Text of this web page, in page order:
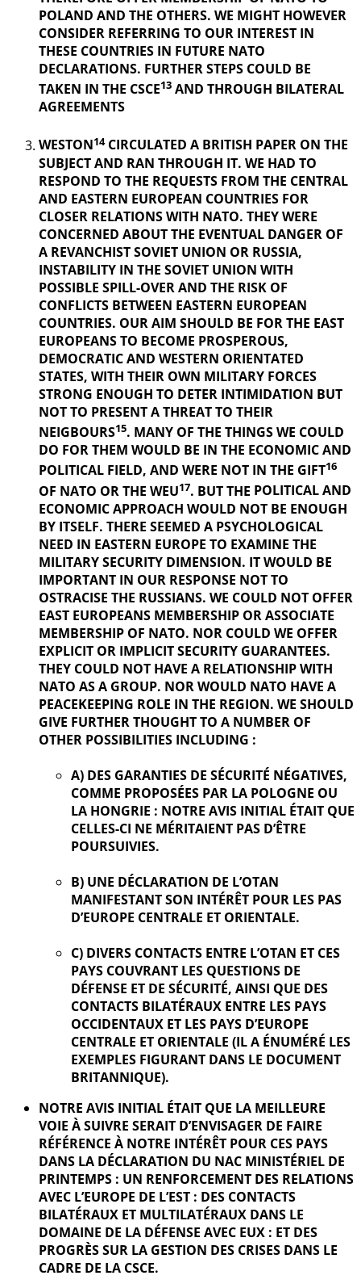
POLAND AND THE OTHERS. WE MIGHT HOWEVER
CONSIDER REFERRING TO OUR INTEREST IN
THESE COUNTRIES IN FUTURE NATO
DECLARATIONS. FURTHER STEPS COULD BE
TAKEN IN THE CSCE13 AND THROUGH BILATERAL
AGREEMENTS
WESTON14CIRCULATED A BRITISH PAPER ON THE
SUBJECT AND RAN THROUGH IT. WE HAD TO
RESPOND TO THE REQUESTS FROM THE CENTRAL
AND EASTERN EUROPEAN COUNTRIES FOR
CLOSER RELATIONS WITH NATO. THEY WERE
CONCERNED ABOUT THE EVENTUAL DANGER OF
A REVANCHISTSOVIET UNION OR RUSSIA,
INSTABILITY IN THE SOVIET UNION WITH
POSSIBLE SPILL-OVER AND THE RISK OF
CONFLICTS BETWEEN EASTERN EUROPEAN
COUNTRIES. OUR AIM SHOULD BE FOR THE EAST
EUROPEANS TO BECOME PROSPEROUS,
DEMOCRATIC AND WESTERN ORIENTATED
STATES, WITH THEIR OWN MILITARY FORCES
STRONG ENOUGH TO DETER INTIMIDATION BUT
NOT TO PRESENT A THREAT TO THEIR
NEIGBOURS15. MANY OF THE THINGSWE COULD
DO FOR THEM WOULD BE IN THE ECONOMIC AND
POLITICAL FIELD, AND WERE NOT IN THE GIFT16
OF NATO OR THE WEU17. BUT THE POLITICAL AND
ECONOMIC APPROACH WOULD NOT BE ENOUGH
BY ITSELF. THERE SEEMED A PSYCHOLOGICAL
NEED IN EASTERN EUROPE TO EXAMINE THE
MILITARY SECURITY DIMENSION. IT WOULD BE
IMPORTANT IN OUR RESPONSE NOT TO
OSTRACISE THE RUSSIANS. WE COULD NOT OFFER
EAST EUROPEANS MEMBERSHIP OR ASSOCIATE
MEMBERSHIP OF NATO. NOR COULD WE OFFER
EXPLICIT OR IMPLICIT SECURITY GUARANTEES.
THEY COULD NOT HAVE A RELATIONSHIP WITH
NATO AS A GROUP. NOR WOULD NATO HAVE A
PEACEKEEPING ROLE IN THE REGION. WE SHOULD
GIVE FURTHERTHOUGHT TO A NUMBER OF
OTHER POSSIBILITIES INCLUDING :
A) DES GARANTIES DE SÉCURITÉ NÉGATIVES,
COMME PROPOSÉES PAR LA POLOGNE OU
LA HONGRIE : NOTRE AVIS INITIAL ÉTAIT QUE
CELLES-CI NE MÉRITAIENT PAS D’ÊTRE
POURSUIVIES.
B) UNE DÉCLARATION DE L’OTAN
MANIFESTANT SON INTÉRÊT POUR LES PAS
D’EUROPE CENTRALE ET ORIENTALE.
C) DIVERS CONTACTS ENTRE L’OTAN ET CES
PAYS COUVRANT LES QUESTIONS DE
DÉFENSE ET DE SÉCURITÉ, AINSI QUE DES
CONTACTS BILATÉRAUX ENTRE LES PAYS
OCCIDENTAUX ET LES PAYS D’EUROPE
CENTRALE ET ORIENTALE (IL A ÉNUMÉRÉ LES
EXEMPLES FIGURANT DANS LE DOCUMENT
BRITANNIQUE).
NOTRE AVIS INITIAL ÉTAIT QUE LA MEILLEURE
VOIE À SUIVRE SERAIT D’ENVISAGER DE FAIRE
RÉFÉRENCE À NOTRE INTÉRÊT POUR CES PAYS
DANS LA DÉCLARATION DU NAC MINISTÉRIEL DE
PRINTEMPS : UN RENFORCEMENT DES RELATIONS
AVEC L’EUROPE DE L’EST : DES CONTACTS
BILATÉRAUX ET MULTILATÉRAUX DANS LE
DOMAINE DE LA DÉFENSE AVEC EUX : ET DES
PROGRÈS SUR LA GESTION DES CRISES DANS LE
CADRE DE LA CSCE.